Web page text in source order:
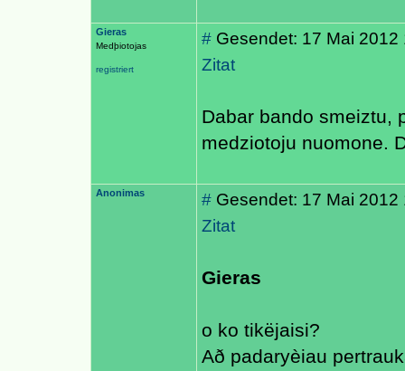
Gieras
Medþiotojas
registriert
# Gesendet: 17 Mai 2012
Zitat
Dabar bando smeiztu,
medziotoju nuomone.
Anonimas # Gesendet: 17 Mai 2012
Zitat
Gieras
o ko tikëjaisi?
Að padaryèiau